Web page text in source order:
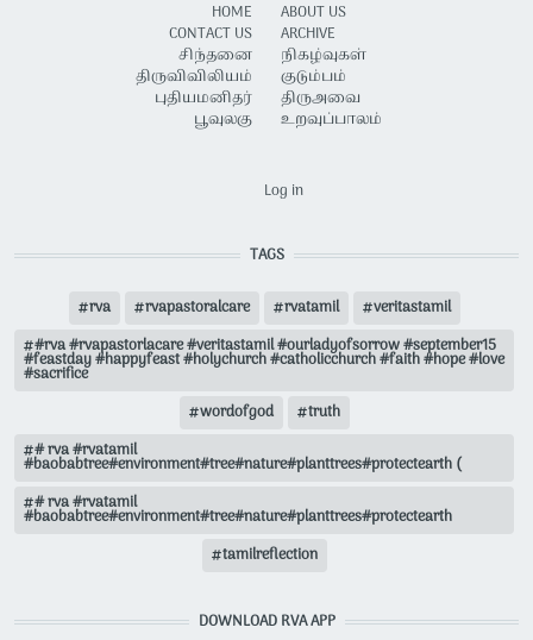
HOME
CONTACT US
சிந்தனை
திருவிவிலியம்
புதியமனிதர்
பூவுலகு
ABOUT US
ARCHIVE
நிகழ்வுகள்
குடும்பம்
திருஅவை
உறவுப்பாலம்
Log in
TAGS
rva rvapastoralcare rvatamil
veritastamil
#rva #rvapastorlacare #veritastamil #ourladyofsorrow #september15
#feastday #happyfeast #holychurch #catholicchurch #faith #hope #love
#sacrifice
wordofgod
truth
# rva #rvatamil
#baobabtree#environment#tree#nature#planttrees#protectearth (
# rva #rvatamil
#baobabtree#environment#tree#nature#planttrees#protectearth
tamilreflection
DOWNLOAD RVA APP